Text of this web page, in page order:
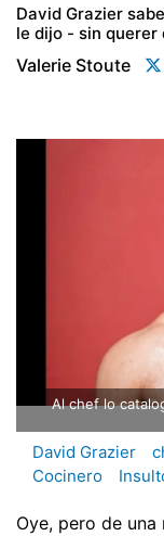
David Grazier
le dijo - sin querer
Valerie Stoute
Al chef lo
David Grazier
Cocinero
Oye, pero de